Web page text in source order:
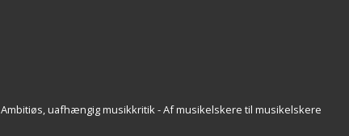
Ambitiøs, uafhængig musikkritik - Af musikelskere til musikelskere